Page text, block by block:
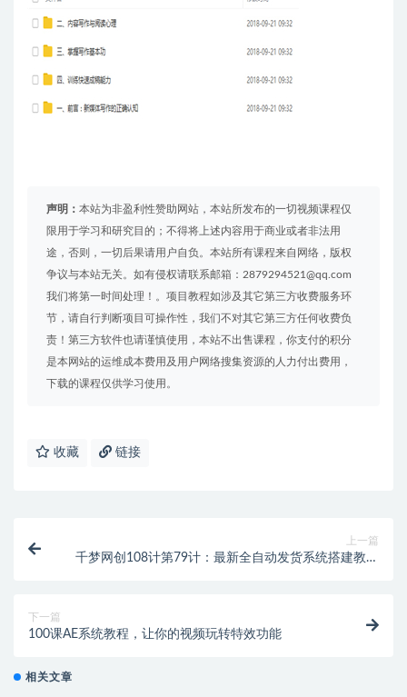
声明： 本站为非盈利性赞助网站，本站所发布的一切视频课程仅
限用于学习和研究目的；不得将上述内容用于商业或者非法用
途，否则，一切后果请用户自负。本站所有课程来自网络，版权
争议与本站无关。如有侵权请联系邮箱：2879294521@qq.com
我们将第一时间处理！。项目教程如涉及其它第三方收费服务环
节，请自行判断项目可操作性，我们不对其它第三方任何收费负
责！第三方软件也请谨慎使用，本站不出售课程，你支付的积分
是本网站的运维成本费用及用户网络搜集资源的人力付出费用，
下载的课程仅供学习使用。
收藏 链接
上一篇
千梦网创108计第79计：最新全自动发货系统搭建教学
下一篇
100课AE系统教程，让你的视频玩转特效功能
相关文章